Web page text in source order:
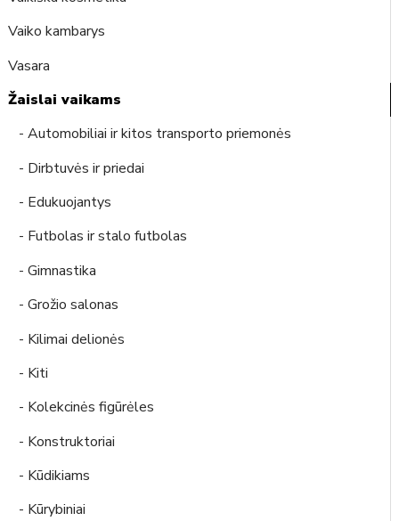
Vaiko kambarys
Vasara
Žaislai vaikams
- Automobiliai ir kitos transporto priemonės
- Dirbtuvės ir priedai
- Edukuojantys
- Futbolas ir stalo futbolas
- Gimnastika
- Grožio salonas
- Kilimai delionės
- Kiti
- Kolekcinės figūrėles
- Konstruktoriai
- Kūdikiams
- Kūrybiniai